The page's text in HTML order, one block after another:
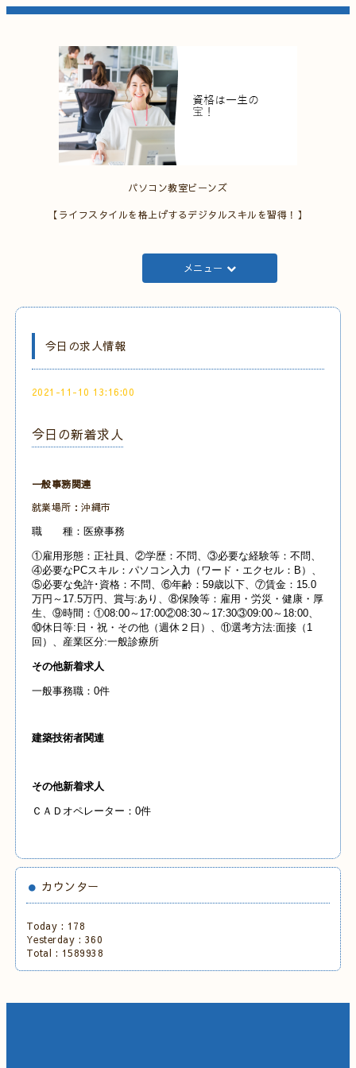
パソコン教室ビーンズ
【ライフスタイルを格上げするデジタルスキルを習得！】
メニュー
今日の求人情報
2021-11-10 13:16:00
今日の新着求人
一般事務関連
就業場所：沖縄市
職 種：医療事務
①雇用形態：正社員、②学歴：不問、③必要な経験等：不問、
④必要なPCスキル：パソコン入力（ワード・エクセル：B）、
⑤必要な免許･資格：不問、⑥年齢：59歳以下、⑦賃金：15.0
万円～17.5万円、賞与:あり、⑧保険等：雇用・労災・健康・厚
生、⑨時間：①08:00～17:00②08:30～17:30③09:00～18:00、
⑩休日等:日・祝・その他（週休２日）、⑪選考方法:面接（1
回）、産業区分:一般診療所
その他新着求人
一般事務職：0件
建築技術者関連
その他新着求人
ＣＡＤオペレーター：0件
カウンター
Today : 178
Yesterday : 360
Total : 1589938